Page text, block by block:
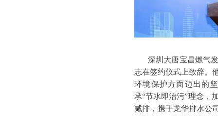
深圳大唐宝昌燃气
志在签约仪式上致辞。
环境保护方面迈出的
承“节水即治污”理念，
减排，携手龙华排水公